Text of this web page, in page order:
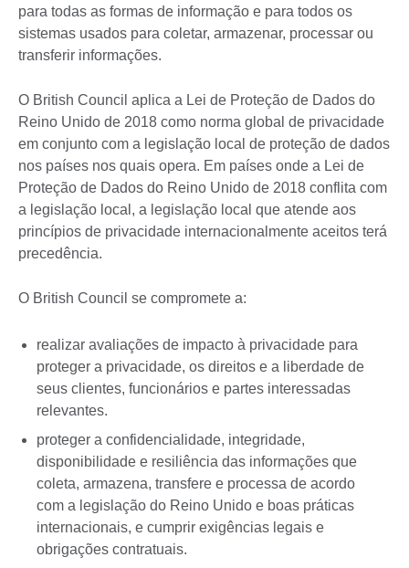
para todas as formas de informação e para todos os
sistemas usados para coletar, armazenar, processar ou
transferir informações.
O British Council aplica a Lei de Proteção de Dados do
Reino Unido de 2018 como norma global de privacidade
em conjunto com a legislação local de proteção de dados
nos países nos quais opera. Em países onde a Lei de
Proteção de Dados do Reino Unido de 2018 conflita com
a legislação local, a legislação local que atende aos
princípios de privacidade internacionalmente aceitos terá
precedência.
O British Council se compromete a:
realizar avaliações de impacto à privacidade para
proteger a privacidade, os direitos e a liberdade de
seus clientes, funcionários e partes interessadas
relevantes.
proteger a confidencialidade, integridade,
disponibilidade e resiliência das informações que
coleta, armazena, transfere e processa de acordo
com a legislação do Reino Unido e boas práticas
internacionais, e cumprir exigências legais e
obrigações contratuais.